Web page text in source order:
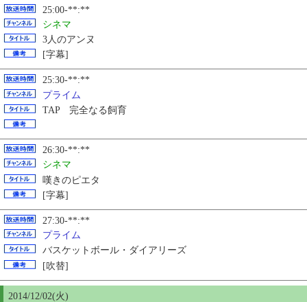
25:00-**:**
シネマ
3人のアンヌ
[字幕]
25:30-**:**
プライム
TAP 完全なる飼育
26:30-**:**
シネマ
嘆きのピエタ
[字幕]
27:30-**:**
プライム
バスケットボール・ダイアリーズ
[吹替]
2014/12/02(火)